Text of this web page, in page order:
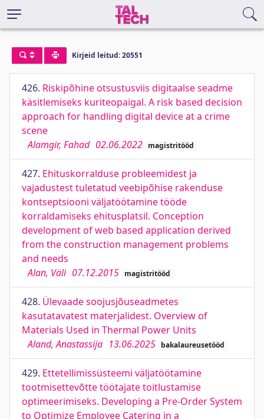
Kirjeid leitud: 20551
426. Riskipõhine otsustusviis digitaalse seadme
käsitlemiseks kuriteopaigal. A risk based decision
approach for handling digital device at a crime
scene
Alamgir, Fahad 02.06.2022 magistritööd
427. Ehituskorralduse probleemidest ja
vajadustest tuletatud veebipõhise rakenduse
kontseptsiooni väljatöötamine tööde
korraldamiseks ehitusplatsil. Conception
development of web based application derived
from the construction management problems
and needs
Alan, Väli 07.12.2015 magistritööd
428. Ülevaade soojusjõuseadmetes
kasutatavatest materjalidest. Overview of
Materials Used in Thermal Power Units
Aland, Anastassija 13.06.2025 bakalaureusetööd
429. Ettetellimissüsteemi väljatöötamine
tootmisettevõtte töötajate toitlustamise
optimeerimiseks. Developing a Pre-Order System
to Optimize Employee Catering in a